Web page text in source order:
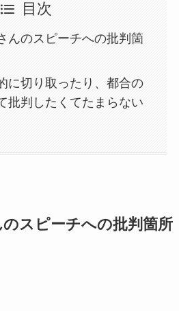
目次
んのスピーチへの批判箇
に切り取ったり、都合の
批判したくてたまらない
スピーチへの批判箇所